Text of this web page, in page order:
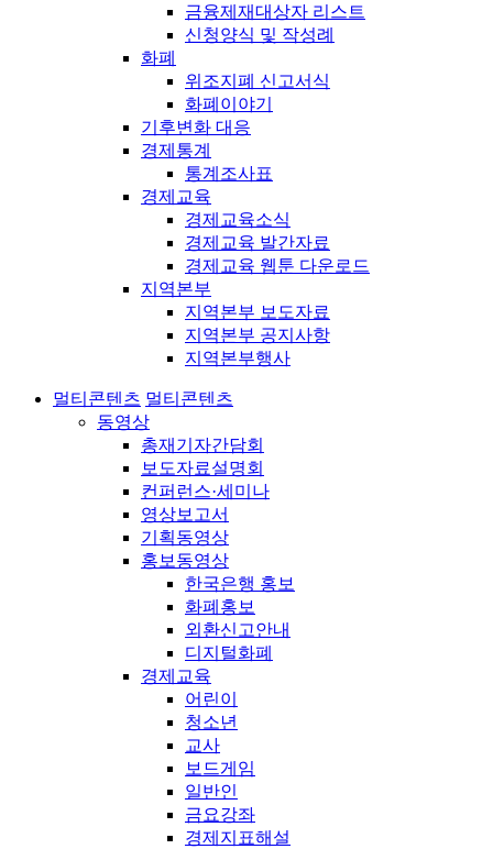
금융제재대상자 리스트
신청양식 및 작성례
화폐
위조지폐 신고서식
화폐이야기
기후변화 대응
경제통계
통계조사표
경제교육
경제교육소식
경제교육 발간자료
경제교육 웹툰 다운로드
지역본부
지역본부 보도자료
지역본부 공지사항
지역본부행사
멀티콘텐츠 멀티콘텐츠
동영상
총재기자간담회
보도자료설명회
컨퍼런스·세미나
영상보고서
기획동영상
홍보동영상
한국은행 홍보
화폐홍보
외환신고안내
디지털화폐
경제교육
어린이
청소년
교사
보드게임
일반인
금요강좌
경제지표해설